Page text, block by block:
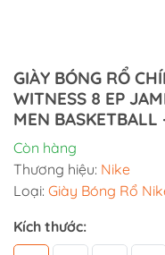
GIÀY BÓNG RỔ
WITNESS 8 EP
MEN BASKETBALL
Còn hàng
Thương hiệu: Nike
Loại: Giày Bóng Rổ
Kích thước: